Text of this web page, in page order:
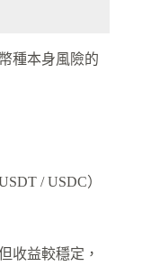
種本身風險的
/ USDC）
收益較穩定，